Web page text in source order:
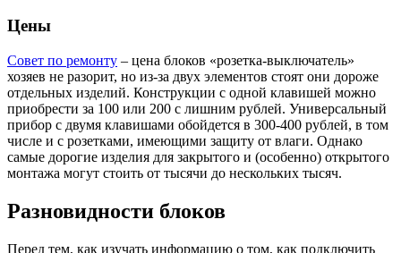
Цены
Совет по ремонту – цена блоков «розетка-выключатель»
хозяев не разорит, но из-за двух элементов стоят они дороже
отдельных изделий. Конструкции с одной клавишей можно
приобрести за 100 или 200 с лишним рублей. Универсальный
прибор с двумя клавишами обойдется в 300-400 рублей, в том
числе и с розетками, имеющими защиту от влаги. Однако
самые дорогие изделия для закрытого и (особенно) открытого
монтажа могут стоить от тысячи до нескольких тысяч.
Разновидности блоков
Перед тем, как изучать информацию о том, как подключить